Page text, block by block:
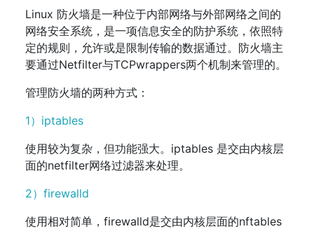
Linux 防火墙是一种位于内部网络与外部网络之间的
网络安全系统，是一项信息安全的防护系统，依照特
定的规则，允许或是限制传输的数据通过。防火墙主
要通过Netfilter与TCPwrappers两个机制来管理的。
管理防火墙的两种方式：
1）iptables
使用较为复杂，但功能强大。iptables 是交由内核层
面的netfilter网络过滤器来处理。
2）firewalld
使用相对简单，firewalld是交由内核层面的nftables